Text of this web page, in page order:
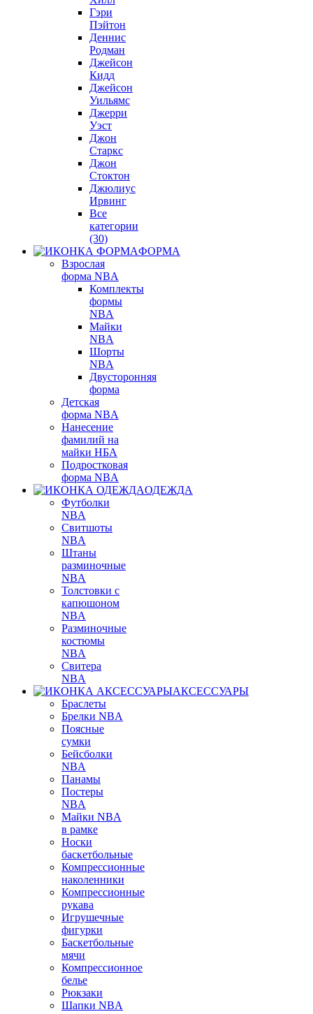
Гэри
Пэйтон
Деннис
Родман
Джейсон
Кидд
Джейсон
Уильямс
Джерри
Уэст
Джон
Старкс
Джон
Стоктон
Джюлиус
Ирвинг
Все
категории
(30)
ФОРМА
Взрослая
форма NBA
Комплекты
формы
NBA
Майки
NBA
Шорты
NBA
Двусторонняя
форма
Детская
форма NBA
Нанесение
фамилий на
майки НБА
Подростковая
форма NBA
ОДЕЖДА
Футболки
NBA
Свитшоты
NBA
Штаны
разминочные
NBA
Толстовки с
капюшоном
NBA
Разминочные
костюмы
NBA
Свитера
NBA
АКСЕССУАРЫ
Браслеты
Брелки NBA
Поясные
сумки
Бейсболки
NBA
Панамы
Постеры
NBA
Майки NBA
в рамке
Носки
баскетбольные
Компрессионные
наколенники
Компрессионные
рукава
Игрушечные
фигурки
Баскетбольные
мячи
Компрессионное
белье
Рюкзаки
Шапки NBA